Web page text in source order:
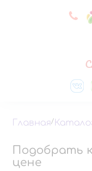
Главная/
Подобрать
цене